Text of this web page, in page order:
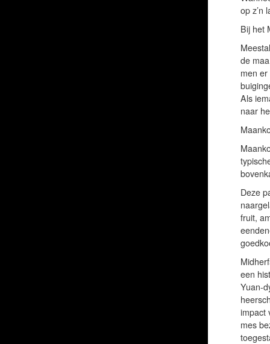
op z’n
Bij het
de
men
Als
naar
Deze
fruit,
een
Yuan-
impact
mes